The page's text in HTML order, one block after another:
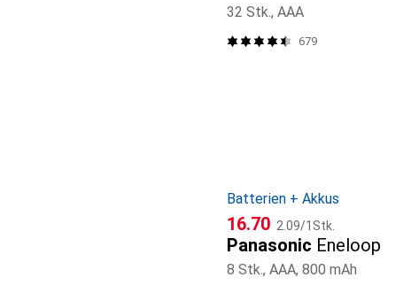
32 Stk., AAA
679
Batterien + Akkus
CHF
16.70 CHF
2.09/1Stk.
Panasonic Eneloop
8 Stk., AAA, 800 mAh